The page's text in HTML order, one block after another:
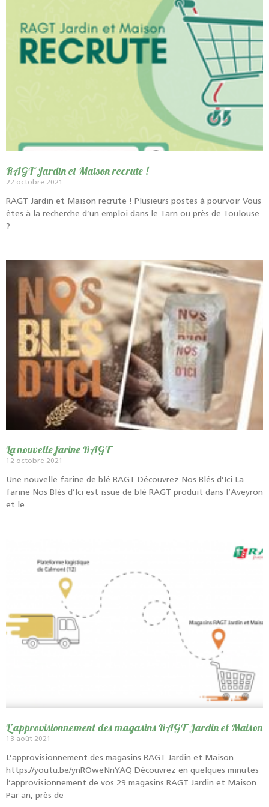
RAGT Jardin et Maison recrute !
22 octobre 2021
RAGT Jardin et Maison recrute ! Plusieurs postes à pourvoir Vous
êtes à la recherche d’un emploi dans le Tarn ou près de Toulouse
?
La nouvelle farine RAGT
12 octobre 2021
Une nouvelle farine de blé RAGT Découvrez Nos Blés d’Ici La
farine Nos Blés d’Ici est issue de blé RAGT produit dans l’Aveyron
et le
L’approvisionnement des magasins RAGT Jardin et Maison
13 août 2021
L’approvisionnement des magasins RAGT Jardin et Maison
https://youtu.be/ynROweNnYAQ Découvrez en quelques minutes
l’approvisionnement de vos 29 magasins RAGT Jardin et Maison.
Par an, près de